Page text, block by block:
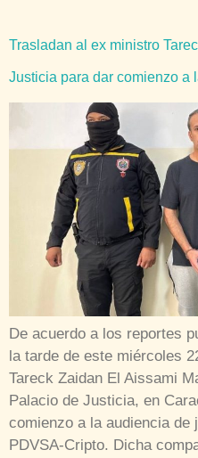
Trasladan al ex ministro
Justicia para dar comienzo a
De acuerdo a los reportes
la tarde de este miércoles
Tareck Zaidan El Aissami
Palacio de Justicia, en
comienzo a la audiencia de
PDVSA-Cripto. Dicha